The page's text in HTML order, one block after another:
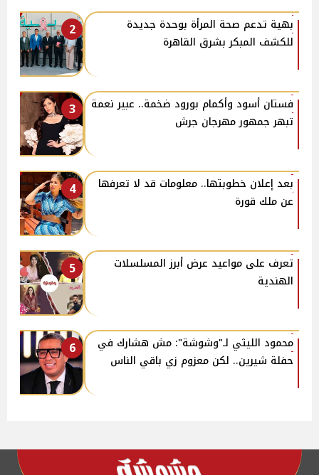
2
بهية تدعم صحة المرأة بوحدة جديدة
للكشف المبكر بشرق القاهرة
3
فستان أسود وأكمام بورود ضخمة.. عبير نعمة
تبهر جمهور مهرجان جرش
4
بعد إعلان خطوبتها.. معلومات قد لا تعرفها
عن ملك قورة
5
تعرف على مواعيد عرض أبرز المسلسلات
الهندية
6
محمود الليثي لـ"وشوشة": مش هشارك في
حفلة شيرين.. لكن معزوم زي باقي الناس